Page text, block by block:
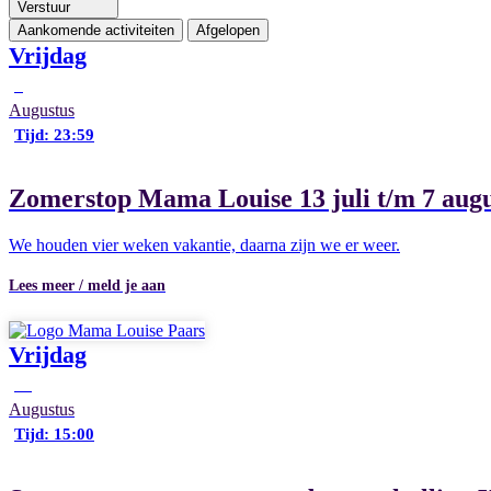
Verstuur
Aankomende activiteiten
Afgelopen
Vrijdag
Augustus
Tijd: 23:59
Zomerstop Mama Louise 13 juli t/m 7
We houden vier weken vakantie, daarna zijn we er weer.
Lees meer / meld je aan
Vrijdag
Augustus
Tijd: 15:00